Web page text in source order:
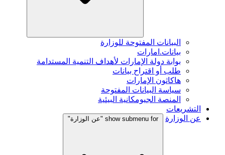
البيانات المفتوحة للوزارة
بيانات.امارات
بوابة دولة الإمارات لأهداف التنمية المستدامة
طلب أو اقتراح بيانات
هاكاثون الإمارات
سياسة البيانات المفتوحة
المنصة الجيومكانية البيئية
التشريعات
عن الوزارة
show submenu for "عن الوزارة"